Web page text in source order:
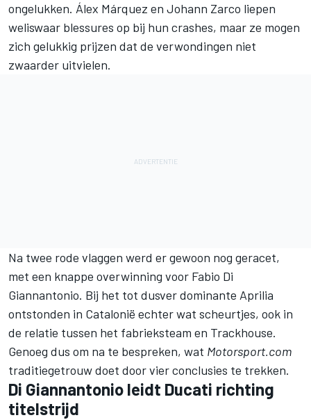
ongelukken. Álex Márquez en Johann Zarco liepen
weliswaar blessures op bij hun crashes, maar ze mogen
zich gelukkig prijzen dat de verwondingen niet
zwaarder uitvielen.
Na twee rode vlaggen werd er gewoon nog geracet,
met een knappe overwinning voor Fabio Di
Giannantonio. Bij het tot dusver dominante Aprilia
ontstonden in Catalonië echter wat scheurtjes, ook in
de relatie tussen het fabrieksteam en Trackhouse.
Genoeg dus om na te bespreken, wat Motorsport.com
traditiegetrouw doet door vier conclusies te trekken.
Di Giannantonio leidt Ducati richting
titelstrijd